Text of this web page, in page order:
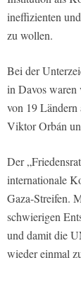
ineffizienten
zu wollen.
Bei der
in Davos waren
von 19 Ländern
Viktor Orbán
Der
internationale
Gaza-Streifen.
schwierigen
und damit die
wieder einmal